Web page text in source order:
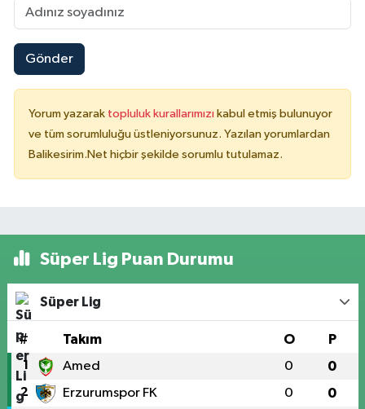
Gönder
Yorum yazarak topluluk kurallarımızı kabul etmiş bulunuyor
ve tüm sorumluluğu üstleniyorsunuz. Yazılan yorumlardan
Balikesirim.Net hiçbir şekilde sorumlu tutulamaz.
Süper Lig Puan Durumu
Süper Lig
# Takım O P
1 Amed 0 0
2 Erzurumspor FK 0 0